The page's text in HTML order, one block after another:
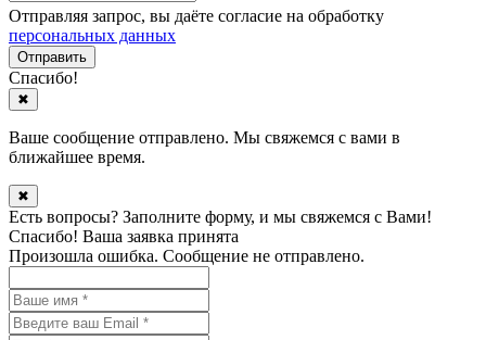
Отправляя запрос, вы даёте согласие на обработку
персональных данных
Спасибо!
✖
Ваше сообщение отправлено. Мы свяжемся с вами в
ближайшее время.
✖
Есть вопросы? Заполните форму, и мы свяжемся с Вами!
Спасибо! Ваша заявка принята
Произошла ошибка. Сообщение не отправлено.